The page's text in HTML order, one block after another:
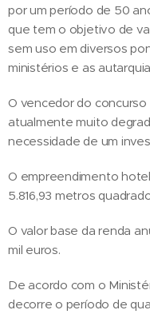
por um período de 50
que tem o objetivo de
sem uso em diversos
ministérios e as
O vencedor do
atualmente muito
necessidade de um
O empreendimento
5.816,93 metros
O valor base da renda
mil euros.
De acordo com o
decorre o período de